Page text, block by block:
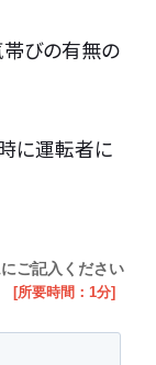
びの有無の
に運転者に